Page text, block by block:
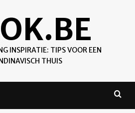
INSPIRATIE: TIPS VOOR EEN
THUIS